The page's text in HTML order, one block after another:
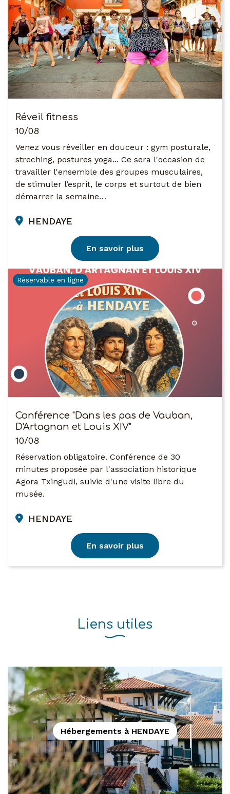
Réveil fitness
10/08
Venez vous réveiller en douceur : gym posturale,
streching, postures yoga... Ce sera l'occasion de
travailler l'ensemble des groupes musculaires,
de stimuler l’esprit, le corps et surtout de bien
démarrer la semaine…
HENDAYE
En savoir plus
Réservable en ligne
Conférence "Dans les pas de Vauban,
D'Artagnan et Louis XIV"
10/08
Réservation obligatoire. Conférence de 30
minutes proposée par l'association historique
Agora Txingudi, suivie d'une visite libre du
musée.
HENDAYE
En savoir plus
Liens utiles
Hébergements à HENDAYE